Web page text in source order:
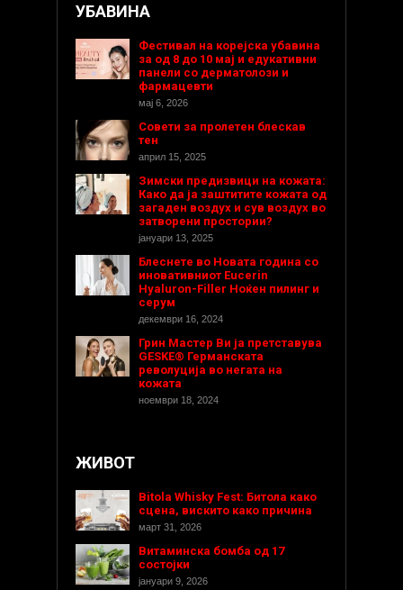
УБАВИНА
Фестивал на корејска убавина
за од 8 до 10 мај и едукативни
панели со дерматолози и
фармацевти
мај 6, 2026
Совети за пролетен блескав
тен
април 15, 2025
Зимски предизвици на кожата:
Како да ја заштитите кожата од
загаден воздух и сув воздух во
затворени простории?
јануари 13, 2025
Блеснете во Новата година со
иновативниот Eucerin
Hyaluron-Filler Ноќен пилинг и
серум
декември 16, 2024
Грин Мастер Ви ја претставува
GESKE® Германската
револуција во негата на
кожата
ноември 18, 2024
ЖИВОТ
Bitola Whisky Fest: Битола како
сцена, вискито како причина
март 31, 2026
Витаминска бомба од 17
состојки
јануари 9, 2026